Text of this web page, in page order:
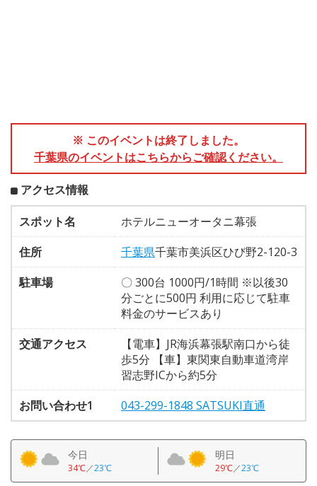
※ このイベントは終了しました。
千葉県のイベントはこちらからご確認ください。
アクセス情報
スポット名
ホテルニューオータニ幕張
住所
千葉県千葉市美浜区ひび野2-120-3
駐車場
〇 300台 1000円/1時間 ※以後30
分ごとに500円 利用に応じて駐車
料金のサービスあり
交通アクセス
【電車】JR海浜幕張駅南口から徒
歩5分 【車】東関東自動車道湾岸
習志野ICから約5分
お問い合わせ1
043-299-1848 SATSUKI直通
今日
34℃／23℃
明日
29℃／23℃